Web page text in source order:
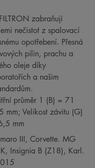
zabraňují
nečistot z spalovací
opotřebení. Přesná
pilin, prachu a
oleje díky
a našim
průměr 1 (B) = 71
mm; Velikost závitu (G)
mm
III, Corvette. MG
Insignia B (Z18), Karl.